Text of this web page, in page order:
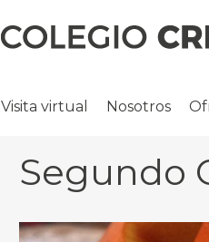
Visita virtual Nosotros
Segundo